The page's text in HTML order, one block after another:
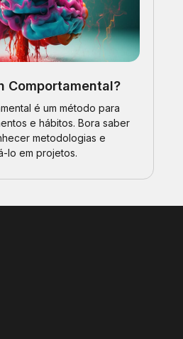
Comportamental?
é um método para
e hábitos. Bora saber
metodologias e
lo em projetos.